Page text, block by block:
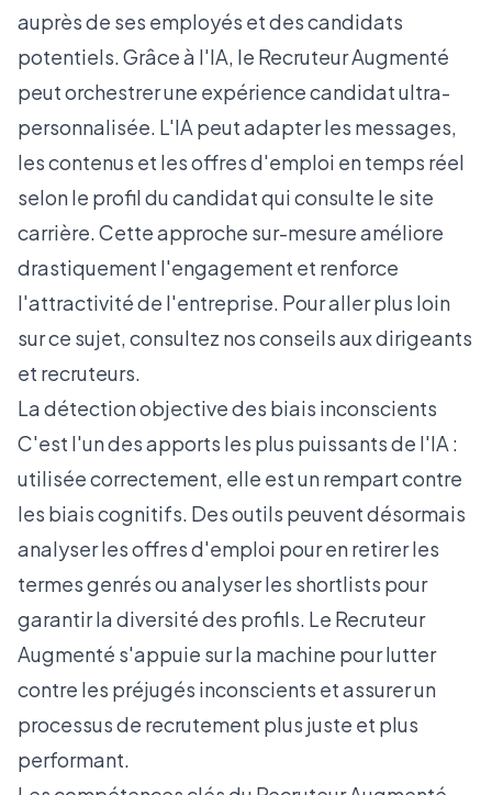
auprès de ses employés et des candidats
potentiels. Grâce à l'IA, le Recruteur Augmenté
peut orchestrer une expérience candidat ultra-
personnalisée. L'IA peut adapter les messages,
les contenus et les offres d'emploi en temps réel
selon le profil du candidat qui consulte le site
carrière. Cette approche sur-mesure améliore
drastiquement l'engagement et renforce
l'attractivité de l'entreprise. Pour aller plus loin
sur ce sujet, consultez nos conseils auxdirigeants
et recruteurs.
La détection objective des biais inconscients
C'est l'un des apports les plus puissants de l'IA :
utilisée correctement, elle est un rempart contre
les biais cognitifs. Des outils peuvent désormais
analyser les offres d'emploi pour en retirer les
termes genrés ou analyser les shortlists pour
garantir la diversité des profils. Le Recruteur
Augmenté s'appuie sur la machine pourlutter
contre les préjugés inconscients et assurer un
processus de recrutement plus juste et plus
performant.